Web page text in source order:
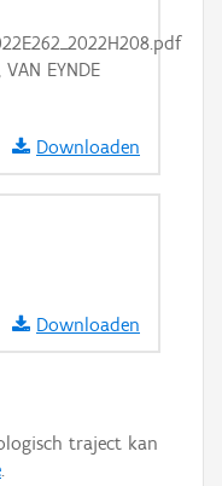
EYNDE
Downloaden
Downloaden
traject kan
.